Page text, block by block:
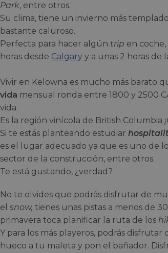
Park, entre otros.
Su clima, tiene un invierno más
bastante caluroso.
Perfecta para hacer algún trip en coche,
horas desde Calgary y a unas 2 horas de
Vivir en Kelowna es mucho más barato
vida mensual ronda entre 1800 y 2500
vida.
Es la región vinícola de British Columbia
Si te estás planteando estudiar
es el lugar adecuado ya que es uno de
sector de la construcción, entre otros.
Te está gustando, ¿verdad?
No te olvides que podrás disfrutar de
el snow, tienes unas pistas a menos de
primavera toca planificar la ruta de los
Y para los más playeros, podrás disfrutar
hueco a tu maleta y pon el bañador.